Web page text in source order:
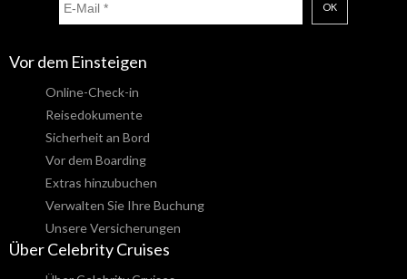
OK
Vor dem Einsteigen
Online-Check-in
Reisedokumente
Sicherheit an Bord
Vor dem Boarding
Extras hinzubuchen
Verwalten Sie Ihre Buchung
Unsere Versicherungen
Über Celebrity Cruises